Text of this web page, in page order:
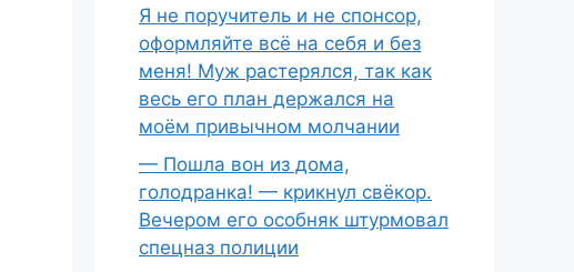
Я не поручитель и не спонсор,
оформляйте всё на себя и без
меня! Муж растерялся, так как
весь его план держался на
моём привычном молчании
— Пошла вон из дома,
голодранка! — крикнул свёкор.
Вечером его особняк штурмовал
спецназ полиции